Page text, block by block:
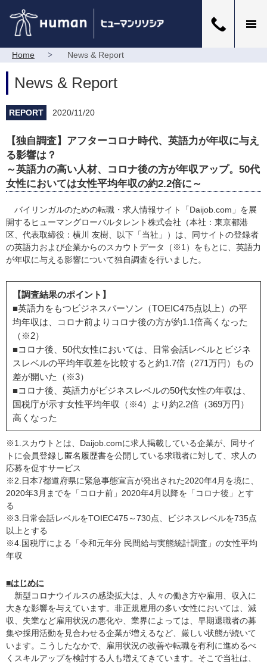
Home News & Report
News & Report
REPORT 2020/11/20
【独自調査】アフターコロナ時代、英語力が年収に与え
る影響は？
～英語力の高い人材、コロナ後の方が年収アップ。50代
女性においては女性平均年収の約2.2倍に～
バイリンガルのための転職・求人情報サイト「Daijob.com」を展
開するヒューマングローバルタレント株式会社（本社：東京都港
区、代表取締役：横川 友樹、以下「当社」）は、同サイトの登録者
の英語力および企業からのスカウトデータ
（※1） をもとに、英語力
が年収に与える影響について独自調査を行いました。
【調査結果のポイント】
■英語力をもつビジネスパーソン（TOEIC475点以上）の平
均年収は、コロナ前よりコロナ後の方が約1.1倍高くなった
（※2）
■コロナ後、50代女性においては、日常会話レベルとビジネ
スレベルの平均年収差を比較すると約1.7倍（271万円）もの
差が開いた
（※3）
■コロナ後、英語力がビジネスレベルの50代女性の年収は、
国税庁が示す女性平均年収
（※4）
より約2.2倍（369万円）
高くなった
※1.スカウトとは、Daijob.comに求人掲載している企業が、同サイ
トに会員登録し匿名履歴書を公開している求職者に対して、求人の
応募を促すサービス
※2.日本7都道府県に緊急事態宣言が発出された2020年4月を境に、
2020年3月までを「コロナ前」2020年4月以降を「コロナ後」とす
る
※3.日常会話レベルをTOIEC475～730点、ビジネスレベルを735点
以上とする
※4.国税庁による「令和元年分 民間給与実態統計調査」の女性平均
年収
■はじめに
新型コロナウイルスの感染拡大は、人々の働き方や雇用、収入に
大きな影響を与えています。非正規雇用の多い女性においては、減
収、失業など雇用状況の悪化や、業界によっては、早期退職者の募
集や採用活動を見合わせる企業が増えるなど、厳しい状態が続いて
います。こうしたなかで、雇用状況の改善や転職を有利に進めるべ
くスキルアップを検討する人も増えてきています。そこで当社は、